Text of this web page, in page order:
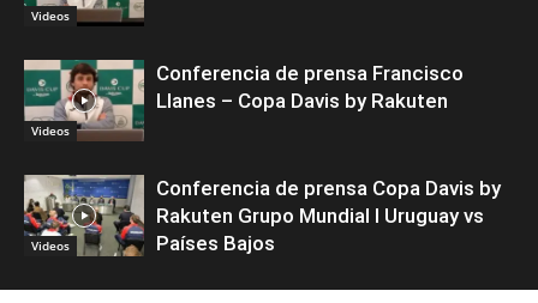
Videos
Videos
Conferencia de prensa Francisco
Llanes – Copa Davis by Rakuten
Videos
Conferencia de prensa Copa Davis by
Rakuten Grupo Mundial I Uruguay vs
Países Bajos